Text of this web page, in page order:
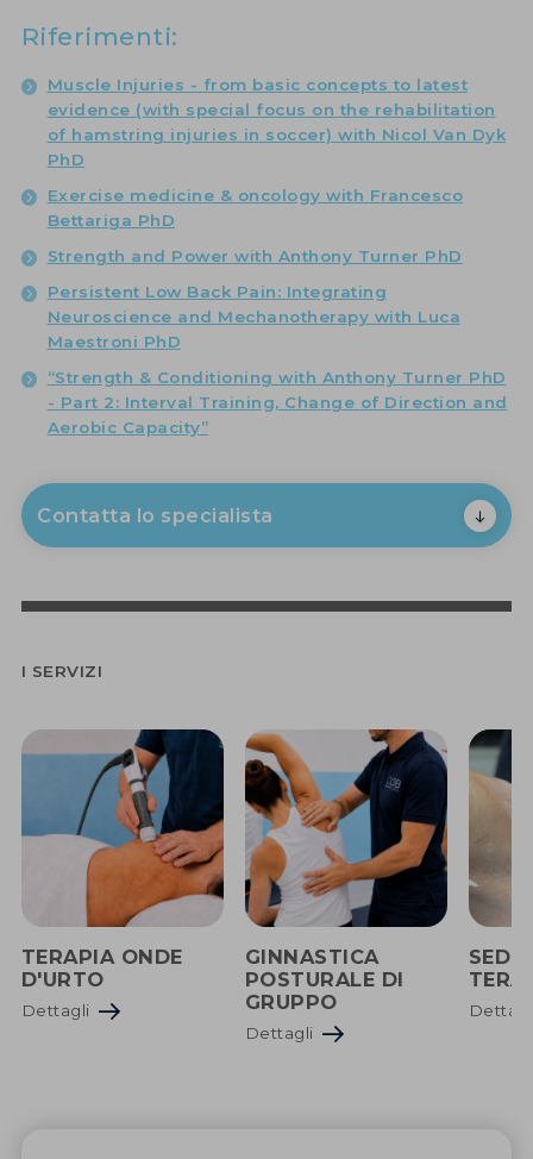
Riferimenti:
Muscle Injuries - from basic concepts to latest
evidence (with special focus on the rehabilitation
of hamstring injuries in soccer) with Nicol Van Dyk
PhD
Exercise medicine & oncology with Francesco
Bettariga PhD
Strength and Power with Anthony Turner PhD
Persistent Low Back Pain: Integrating
Neuroscience and Mechanotherapy with Luca
Maestroni PhD
“Strength & Conditioning with Anthony Turner PhD
- Part 2: Interval Training, Change of Direction and
Aerobic Capacity”
Contatta lo specialista
I SERVIZI
TERAPIA ONDE
D'URTO
Dettagli
GINNASTICA
POSTURALE DI
GRUPPO
Dettagli